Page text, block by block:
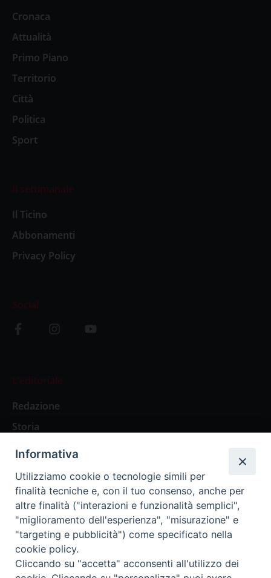
Cronaca
Attualità
Primo Piano
Territorio
Città
Politica
Sport
Il settimanale
Il Ticino
Abbonamenti
Privacy Policy
Social
L’editoriale
Redazione
Storia
Abbonamenti
Abbonamento Annuale Digitale
Abbonamento Annuale Cartaceo
Abbonamento Singola Copia Digitale
Informativa
Utilizziamo cookie o tecnologie simili per
finalità tecniche e, con il tuo consenso, anche per
altre finalità ("interazioni e funzionalità semplici",
"miglioramento dell'esperienza", "misurazione" e
"targeting e pubblicità") come specificato nella
cookie policy.
Cliccando su "accetta" acconsenti all'utilizzo dei